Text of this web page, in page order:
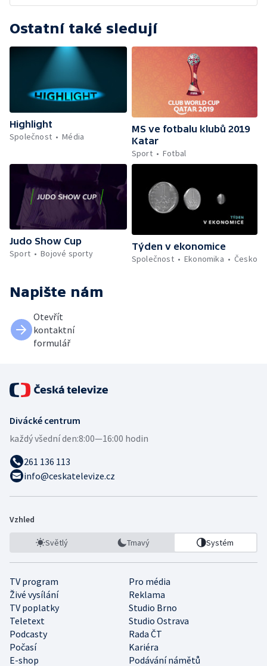
Ostatní také sledují
Highlight
Společnost
Média
MS ve fotbalu klubů 2019
Katar
Sport
Fotbal
Judo Show Cup
Sport
Bojové sporty
Týden v ekonomice
Společnost
Ekonomika Česko
Napište nám
Otevřít
kontaktní
formulář
Divácké centrum
každý všední den:8:00—16:00 hodin
261 136 113
info@ceskatelevize.cz
Vzhled
Světlý Tmavý Systém
TV program
Pro média
Živé vysílání
Reklama
TV poplatky
Studio Brno
Teletext
Studio Ostrava
Podcasty
Rada ČT
Počasí
Kariéra
E-shop
Podávání námětů